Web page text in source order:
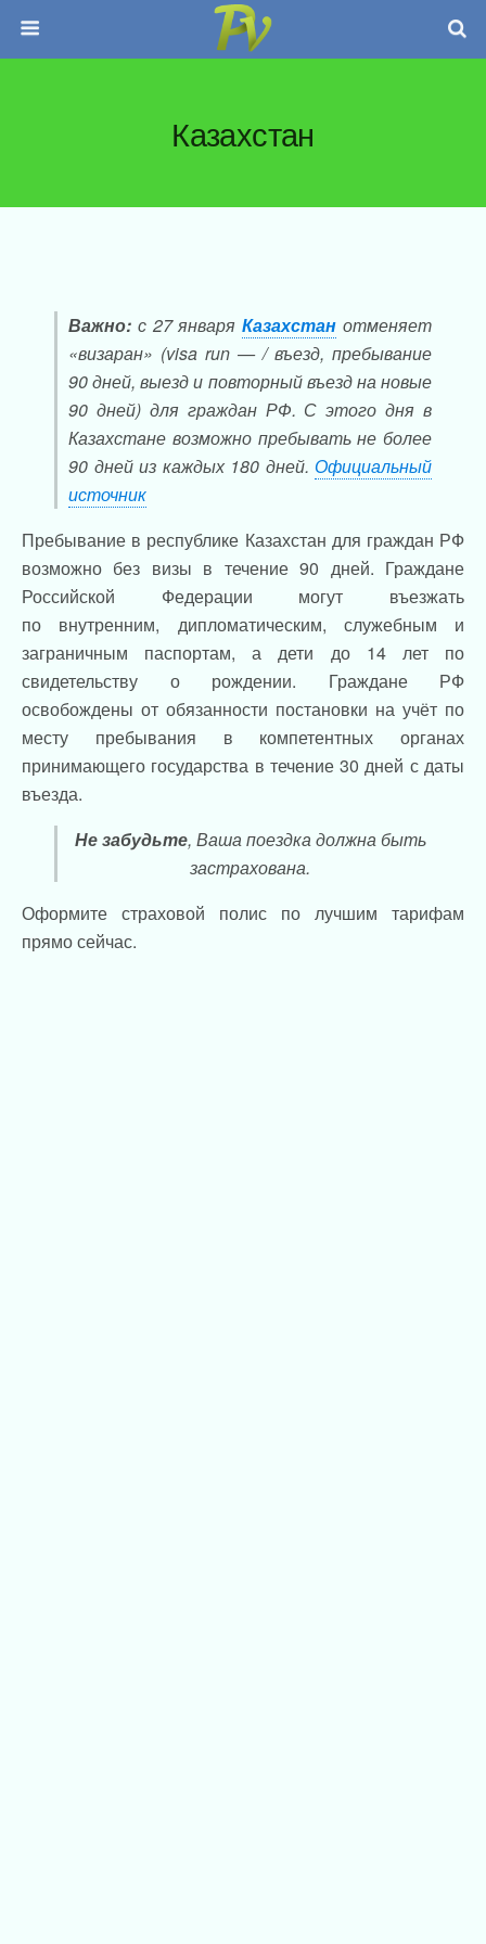
Казахстан
Важно: с 27 январяКазахстан отменяет
«визаран» (visa run — / въезд, пребывание
90 дней, выезд и повторный въезд на новые
90 дней) для граждан РФ. С этого дня в
Казахстане возможно пребывать не более
90 дней из каждых 180 дней. Официальный
источник
Пребывание в республике Казахстан для граждан РФ
возможно без визы в течение 90 дней. Граждане
Российской Федерации могут въезжать
по внутренним, дипломатическим, служебным и
заграничным паспортам, а дети до 14 лет по
свидетельству о рождении. Граждане РФ
освобождены от обязанности постановки на учёт по
месту пребывания в компетентных органах
принимающего государства в течение 30 дней с даты
въезда.
Не забудьте, Ваша поездка должна быть
застрахована.
Оформите страховой полис по лучшим тарифам
прямо сейчас.